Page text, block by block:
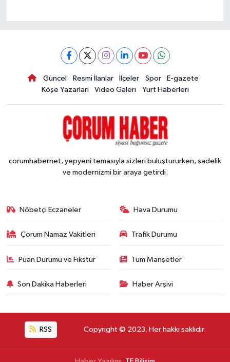
Güncel Resmi İlanlar İlçeler Spor
E-gazete
Köşe Yazarları
Video Galeri Yurt Haberleri
corumhabernet, yepyeni temasıyla sizleri buluştururken, sadelik
ve modernizmi bir araya getirdi.
Nöbetçi Eczaneler Hava Durumu
Çorum Namaz Vakitleri Trafik Durumu
Puan Durumu ve Fikstür Tüm Manşetler
Son Dakika Haberleri Haber Arşivi
RSS Copyright © 2023. Her hakkı saklıdır.